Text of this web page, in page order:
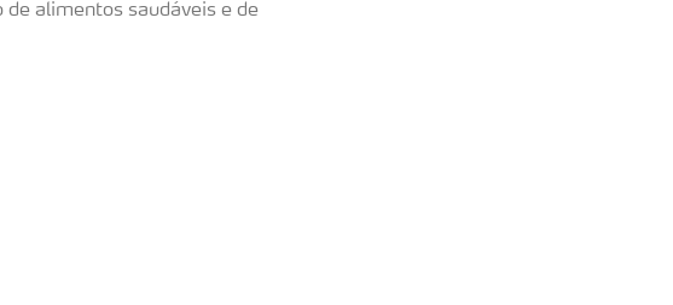
de alimentos saudáveis e de